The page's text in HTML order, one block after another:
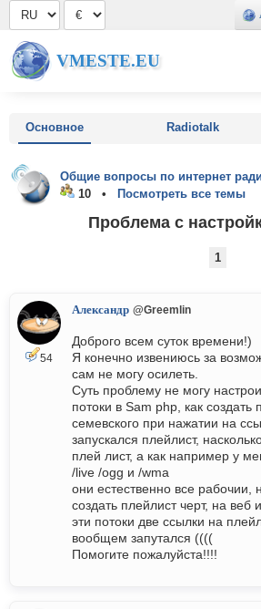
VMESTE.EU
Основное Radiotalk
Общие вопросы по интернет
10 •
Посмотреть все темы
Проблема с
1
54
Александр @Greemlin
Доброго всем суток времени!)
Я конечно извениюсь за
сам не могу осилеть.
Суть проблему не могу
потоки в Sam php, как создать
семевского при нажатии на
запускался плейлист,
плей лист, а как например у
/live /ogg и /wma
они естественно все рабочии,
создать плейлист черт, на
эти потоки две ссылки на
вообщем запутался ((((
Помогите пожалуйста!!!!